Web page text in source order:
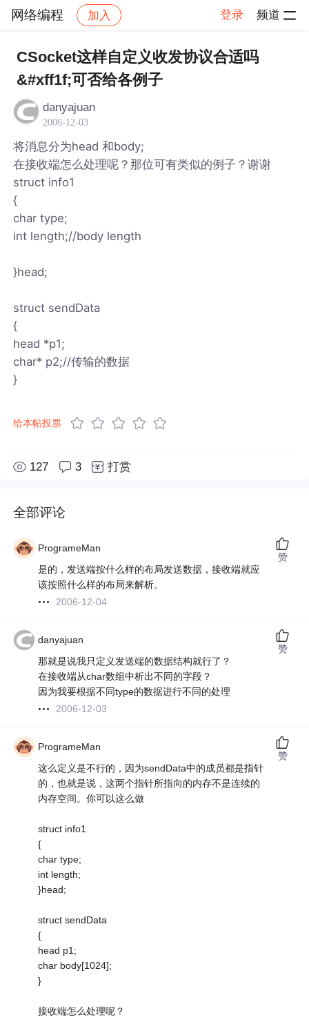
网络编程 加入 登录 频道
社区 网络编程 帖子详情
CSocket这样自定义收发协议合适吗
&#xff1f;可否给各例子
danyajuan
2006-12-03
将消息分为head 和body;
在接收端怎么处理呢？那位可有类似的例子？谢谢
struct info1
{
char type;
int length;//body length
}head;
struct sendData
{
head *p1;
char* p2;//传输的数据
}
给本帖投票
127 3 打赏
全部评论
ProgrameMan
是的，发送端按什么样的布局发送数据，接收端就应
该按照什么样的布局来解析。
2006-12-04
赞
danyajuan
那就是说我只定义发送端的数据结构就行了？
在接收端从char数组中析出不同的字段？
因为我要根据不同type的数据进行不同的处理
2006-12-03
赞
ProgrameMan
这么定义是不行的，因为sendData中的成员都是指针
的，也就是说，这两个指针所指向的内存不是连续的
内存空间。你可以这么做
struct info1
{
char type;
int length;
}head;
struct sendData
{
head p1;
char body[1024];
}
接收端怎么处理呢？
赞